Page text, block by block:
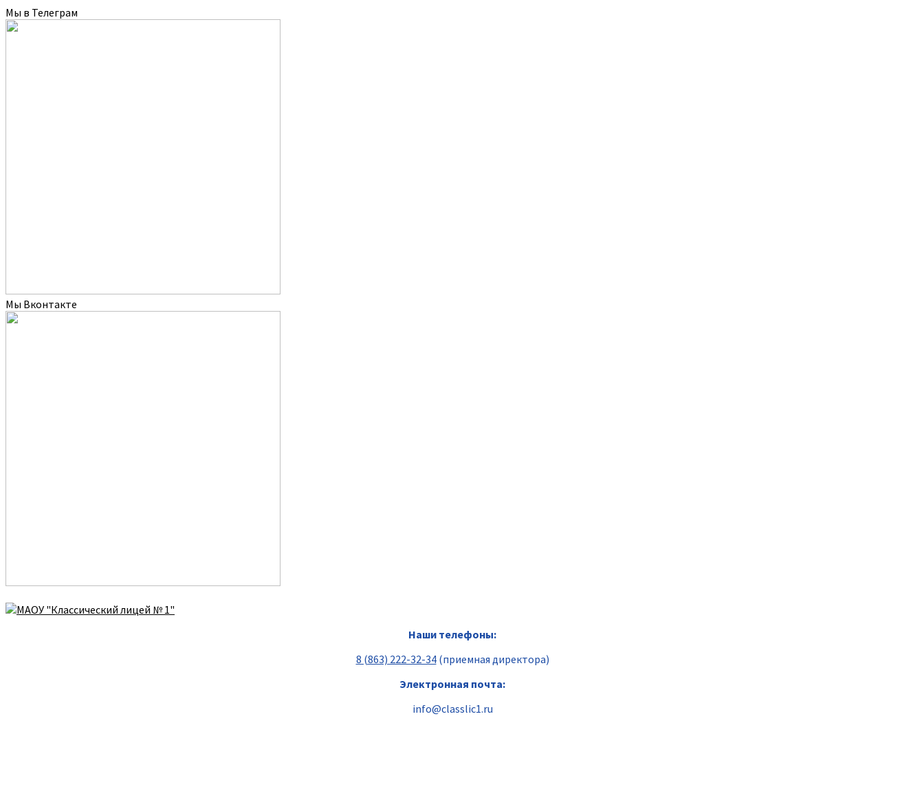
Мы в Телеграм
Мы Вконтакте
к
Наши телефоны:
8 (863) 222-32-34(приемная директора)
Электронная почта:
info@classlic1.ru